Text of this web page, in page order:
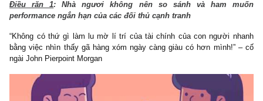
Trích dẫn, lược dịch và bình luận thêm từ bài viết “The Ten
Commandments of Banking” trên website của tác giả ở địa chỉ